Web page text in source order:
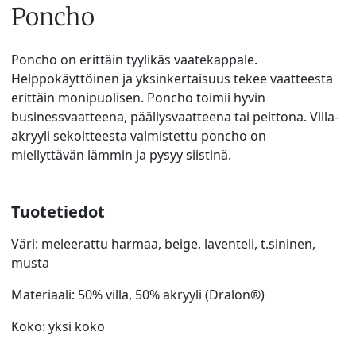
Poncho
Poncho on erittäin tyylikäs vaatekappale.
Helppokäyttöinen ja yksinkertaisuus tekee vaatteesta
erittäin monipuolisen. Poncho toimii hyvin
businessvaatteena, päällysvaatteena tai peittona. Villa-
akryyli sekoitteesta valmistettu poncho on
miellyttävän lämmin ja pysyy siistinä.
Tuotetiedot
Väri: meleerattu harmaa, beige, laventeli, t.sininen,
musta
Materiaali: 50% villa, 50% akryyli (Dralon®)
Koko: yksi koko